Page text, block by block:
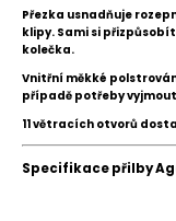
Přezka usnadňuje
klipy. Sami si
kolečka.
Vnitřní měkké
případě potřeby
11 větracích otvorů
Specifikacepřilby